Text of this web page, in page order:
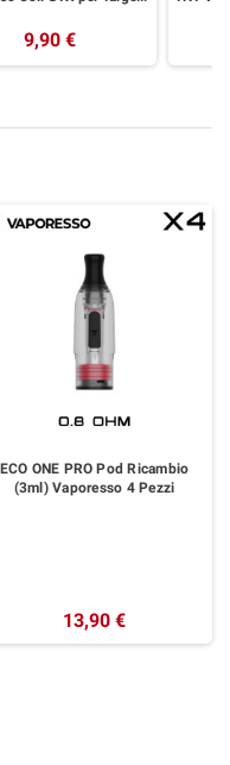
9,90 €
ECO ONE PRO Pod Ricambio
(3ml) Vaporesso 4 Pezzi
13,90 €